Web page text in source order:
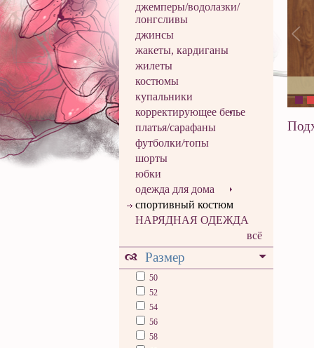
джемперы/водолазки/
лонгсливы
джинсы
жакеты, кардиганы
жилеты
костюмы
купальники
корректирующее белье
платья/сарафаны
футболки/топы
шорты
юбки
одежда для дома
спортивный костюм
НАРЯДНАЯ ОДЕЖДА
всё
Размер
50
52
54
56
58